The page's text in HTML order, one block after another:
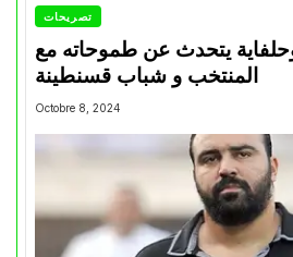
تصريحات
يتحدث عن طموحاته مع
المنتخب و شباب قسنطينة
Octobre 8, 2024